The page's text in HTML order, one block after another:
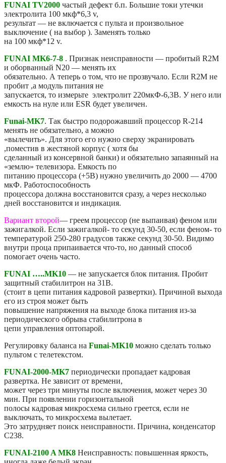
FUNAI TV2000 частый дефект б.п. Большие токи утечки
электролита 100 мкф*6,3 v,
результат — не включается с пульта и произвольное
выключение ( на выбор ). Заменять только
на 100 мкф*12 v.
FUNAI MK6-7-8 . Признак неисправности — пробитый R2M
и оборванный N20 — менять их
обязательно. А теперь о том, что не прозвучало. Если R2M не
пробит ,а модуль питания не
запускается, то измерьте электролит 220мкФ-6,3В. У него или
емкость на нуле или ESR будет увеличен.
Funai-MK7. Так быстро подорожавший процессор R-214
менять не обязательно, а можно
«вылечить». Для этого его нужно сверху экранировать
,поместив в жестяной корпус ( хотя бы
сделанный из консервной банки) и обязательно запаянный на
«землю» телевизора. Емкость по
питанию процессора (+5В) нужно увеличить до 2000 — 4700
мкФ. Работоспособность
процессора должна восстановится сразу, а через несколько
дней восстановится и индикация.
Вариант второй— греем процессор (не выпаивая) феном или
зажигалкой. Если зажигалкой- то секунд 30-50, если феном- то
температурой 250-280 градусов также секунд 30-50. Видимо
внутри проца припаивается что-то, но данный способ
помогает очень часто.
FUNAI …..MK10 — не запускается блок питания. Пробит
защитный стабилитрон на 31В.
(стоит в цепи питания кадровой развертки). Причиной выхода
его из строя может быть
повышение напряжения на выходе блока питания из-за
периодического обрыва стабилитрона в
цепи управления оптопарой.
Регулировку баланса на Funai-MK10 можно сделать только
пультом с телетекстом.
FUNAI-2000-MK7 периодически пропадает кадровая
развертка. Не зависит от времени,
может через три минуты после включения, может через 30
мин. При появлении горизонтальной
полосы кадровая микросхема сильно греется, если не
выключать, то микросхема вылетает.
Это затрудняет поиск неисправности. Причина, конденсатор
С238.
FUNAI-2100 A MK8 Неисправность: повышенная яркость,